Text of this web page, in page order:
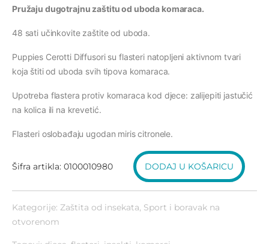
Pružaju dugotrajnu zaštitu od uboda komaraca.
48 sati učinkovite zaštite od uboda.
Puppies Cerotti Diffusori su flasteri natopljeni aktivnom tvari
koja štiti od uboda svih tipova komaraca.
Upotreba flastera protiv komaraca kod djece: zalijepiti jastučić
na kolica ili na krevetić.
Flasteri oslobađaju ugodan miris citronele.
Šifra artikla: 0100010980 DODAJ U KOŠARICU
Kategorije: Zaštita od insekata, Sport i boravak na
otvorenom